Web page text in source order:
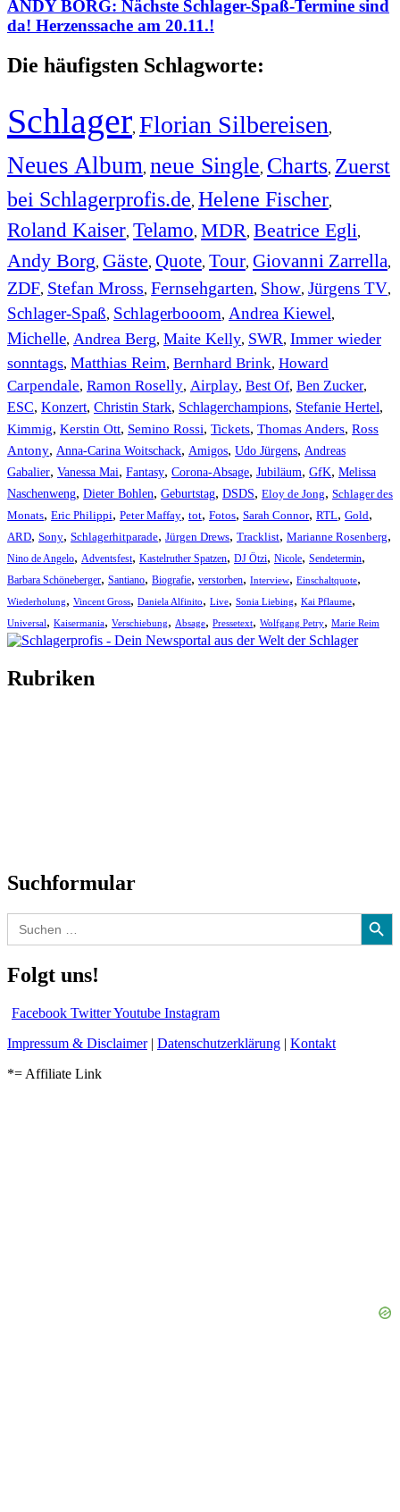
ANDY BORG: Nächste Schlager-Spaß-Termine sind
da! Herzenssache am 20.11.!
Die häufigsten Schlagworte:
Schlager, Florian Silbereisen,
Neues Album, neue Single, Charts, Zuerst
bei Schlagerprofis.de, Helene Fischer,
Roland Kaiser, Telamo, MDR, Beatrice Egli,
Andy Borg, Gäste, Quote, Tour, Giovanni Zarrella,
ZDF, Stefan Mross, Fernsehgarten, Show, Jürgens TV,
Schlager-Spaß, Schlagerbooom, Andrea Kiewel,
Michelle, Andrea Berg, Maite Kelly, SWR, Immer wieder
sonntags, Matthias Reim, Bernhard Brink, Howard
Carpendale, Ramon Roselly, Airplay, Best Of, Ben Zucker,
ESC, Konzert, Christin Stark, Schlagerchampions, Stefanie Hertel,
Kimmig, Kerstin Ott, Semino Rossi, Tickets, Thomas Anders, Ross
Antony, Anna-Carina Woitschack, Amigos, Udo Jürgens, Andreas
Gabalier, Vanessa Mai, Fantasy, Corona-Absage, Jubiläum, GfK, Melissa
Naschenweng, Dieter Bohlen, Geburtstag, DSDS, Eloy de Jong, Schlager des
Monats, Eric Philippi, Peter Maffay, tot, Fotos, Sarah Connor, RTL, Gold,
ARD, Sony, Schlagerhitparade, Jürgen Drews, Tracklist, Marianne Rosenberg,
Nino de Angelo, Adventsfest, Kastelruther Spatzen, DJ Ötzi, Nicole, Sendetermin,
Barbara Schöneberger, Santiano, Biografie, verstorben, Interview, Einschaltquote,
Wiederholung, Vincent Gross, Daniela Alfinito, Live, Sonia Liebing, Kai Pflaume,
Universal, Kaisermania, Verschiebung, Absage, Pressetext, Wolfgang Petry, Marie Reim
Rubriken
Suchformular
Search
for:
Search Button
Folgt uns!
Facebook TwitterYoutube Instagram
Impressum & Disclaimer| Datenschutzerklärung | Kontakt
*= Affiliate Link